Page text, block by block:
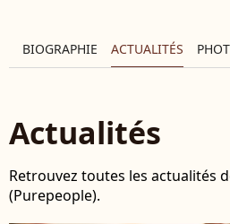
BIOGRAPHIE ACTUALITÉS
Actualités
Retrouvez toutes les actualités
(Purepeople).